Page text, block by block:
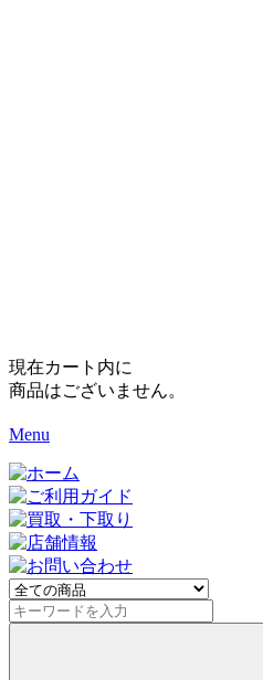
現在カート内に
商品はございません。
Menu